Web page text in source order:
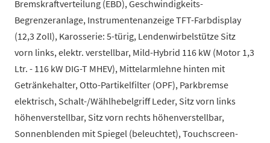
Bremskraftverteilung (EBD), Geschwindigkeits-
Begrenzeranlage, Instrumentenanzeige TFT-Farbdisplay
(12,3 Zoll), Karosserie: 5-türig, Lendenwirbelstütze Sitz
vorn links, elektr. verstellbar, Mild-Hybrid 116 kW (Motor 1,3
Ltr. - 116 kW DIG-T MHEV), Mittelarmlehne hinten mit
Getränkehalter, Otto-Partikelfilter (OPF), Parkbremse
elektrisch, Schalt-/Wählhebelgriff Leder, Sitz vorn links
höhenverstellbar, Sitz vorn rechts höhenverstellbar,
Sonnenblenden mit Spiegel (beleuchtet), Touchscreen-